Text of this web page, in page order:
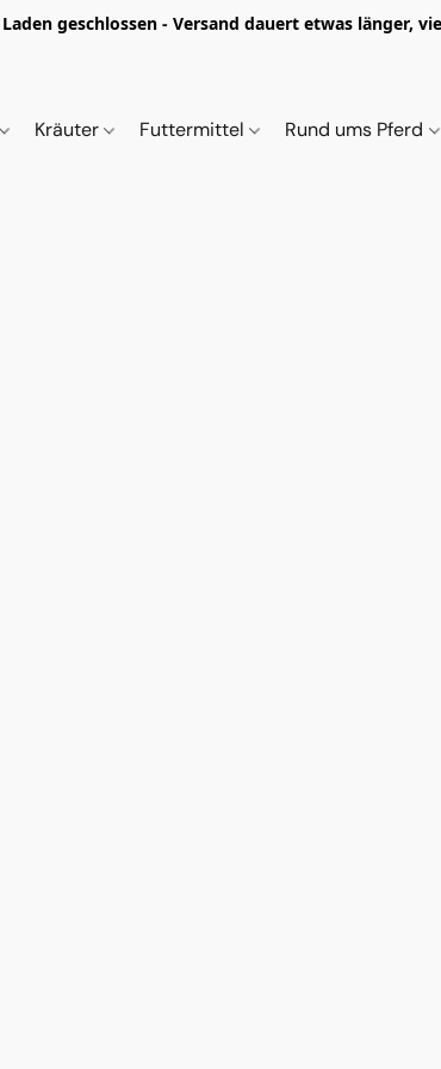
geschlossen - Versand dauert etwas länger,
Kräuter Futtermittel Rund ums Pferd